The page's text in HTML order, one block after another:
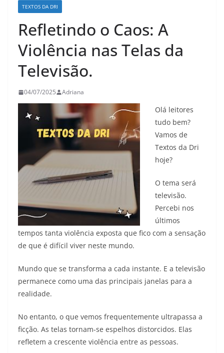
TEXTOS DA DRI
Refletindo o Caos: A
Violência nas Telas da
Televisão.
04/07/2025 Adriana
Olá leitores
tudo bem?
Vamos de
Textos da Dri
hoje?
O tema será
televisão.
Percebi nos
últimos
tempos tanta violência exposta que fico com a sensação
de que é difícil viver neste mundo.
Mundo que se transforma a cada instante. E a televisão
permanece como uma das principais janelas para a
realidade.
No entanto, o que vemos frequentemente ultrapassa a
ficção. As telas tornam-se espelhos distorcidos. Elas
refletem a crescente violência entre as pessoas.